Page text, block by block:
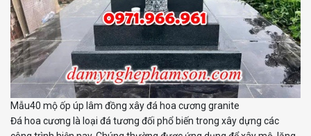
Mẫu40 mộ ốp úp lâm đồng xây đá hoa cương granite
Đá hoa cương là loại đá tương đối phổ biến trong xây dựng các